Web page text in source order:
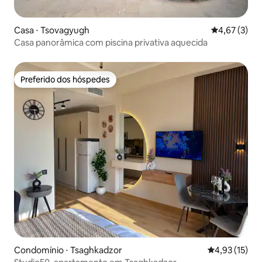
Casa ⋅ Tsovagyugh 4,67 de
4,67 (3)
Casa panorâmica com piscina privativa aquecida
Preferido dos hóspedes
Preferido dos hóspedes
Condomínio ⋅ Tsaghkadzor 4,93 de uma
4,93 (15)